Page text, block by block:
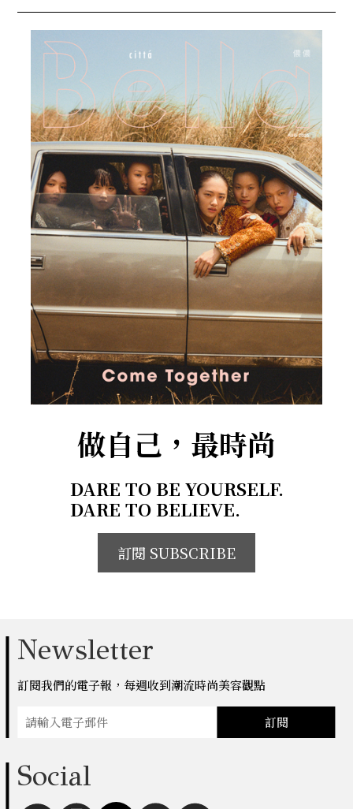
做自己，最時尚
DARE TO BE YOURSELF.
DARE TO BELIEVE.
訂閱 SUBSCRIBE
Newsletter
訂閱我們的電子報，每週收到潮流時尚美容觀點
訂閱
Social